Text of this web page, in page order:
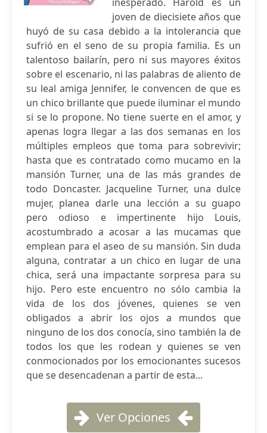
joven de diecisiete años que
huyó de su casa debido a la intolerancia que
sufrió en el seno de su propia familia. Es un
talentoso bailarín, pero ni sus mayores éxitos
sobre el escenario, ni las palabras de aliento de
su leal amiga Jennifer, le convencen de que es
un chico brillante que puede iluminar el mundo
si se lo propone. No tiene suerte en el amor, y
apenas logra llegar a las dos semanas en los
múltiples empleos que toma para sobrevivir;
hasta que es contratado como mucamo en la
mansión Turner, una de las más grandes de
todo Doncaster. Jacqueline Turner, una dulce
mujer, planea darle una lección a su guapo
pero odioso e impertinente hijo Louis,
acostumbrado a acosar a las mucamas que
emplean para el aseo de su mansión. Sin duda
alguna, contratar a un chico en lugar de una
chica, será una impactante sorpresa para su
hijo. Pero este encuentro no sólo cambia la
vida de los dos jóvenes, quienes se ven
obligados a abrir los ojos a mundos que
ninguno de los dos conocía, sino también la de
todos los que les rodean y quienes se ven
conmocionados por los emocionantes sucesos
que se desencadenan a partir de esta...
Ver Opciones